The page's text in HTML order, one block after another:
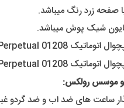
صفحه زرد رنگ میباشد.
شیک پوش میباشد.
و موسس رولکس:
ک در سن ۲۴ سالگی سال ۱۹۰۵ یک شرکت تولید و توسعه انواع ساعت های